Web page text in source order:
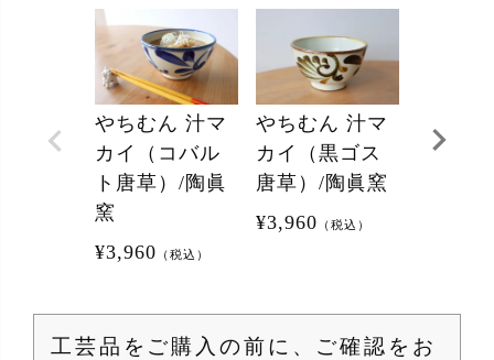
やちむん 汁マ
カイ（コバル
ト唐草）/陶眞
窯
¥3,960 （税込）
やちむん 汁マ
カイ（黒ゴス
唐草）/陶眞窯
¥3,960 （税込）
やちむ
マカイ
工芸品をご購入の前に、ご確認をお